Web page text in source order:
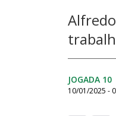
JOGADA 10
10/01/2025 -